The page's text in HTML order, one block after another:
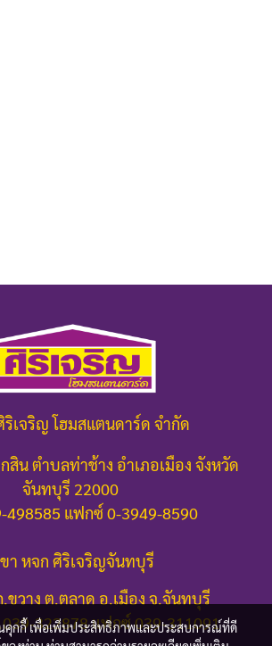
เจริญ โฮมสแตนดาร์ด จำกัด
สิน ตำบลท่าช้าง อำเภอเมือง จังหวัด
จันทบุรี 22000
498585 แฟกซ์ 0-3949-8590
า หจก ศิริเจริญจันทบุรี
ขวาง ต.ตลาด อ.เมือง จ.จันทบุรี
322878 แฟกซ์ 039-311091
นคุกกี้ เพื่อเพิ่มประสิทธิภาพและประสบการณ์ที่ดี